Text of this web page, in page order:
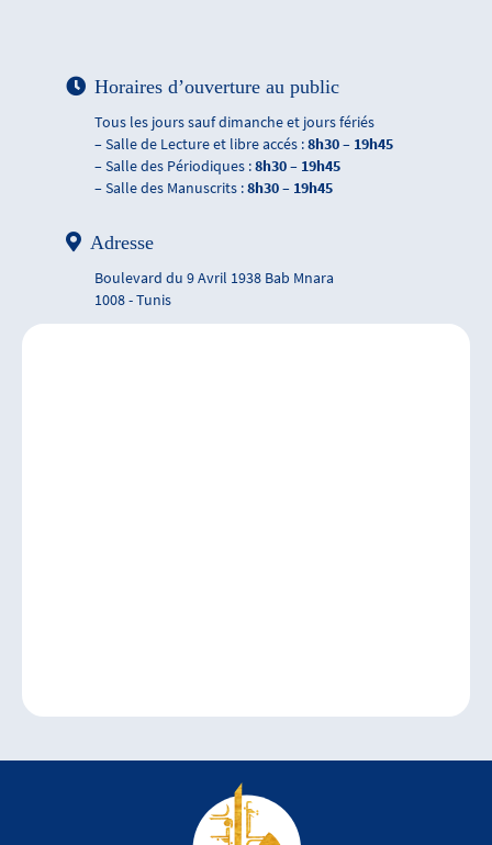
Horaires d’ouverture au public
Tous les jours sauf dimanche et jours fériés
– Salle de Lecture et libre accés :8h30 – 19h45
– Salle des Périodiques :8h30 – 19h45
– Salle des Manuscrits :8h30 – 19h45
Adresse
Boulevard du 9 Avril 1938 Bab Mnara
1008 - Tunis